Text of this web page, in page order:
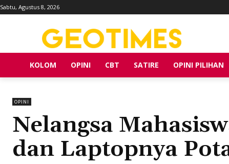
Sabtu, Agustus 8, 2026
KOLOM OPINI CBT SATIRE OPINI PILIHAN
OPINI
Nelangsa
dan Laptopnya